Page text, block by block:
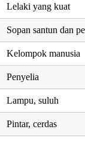
Lelaki yang kuat
Sopan santun dan
Kelompok manusia
Penyelia
Lampu, suluh
Pintar, cerdas